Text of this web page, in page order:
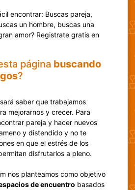
encontrar: Buscas pareja,
un hombre, buscas una
amor? Registrate gratis en
página buscando
?
saber que trabajamos
mejorarnos y crecer. Para
pareja y hacer nuevos
y distendido y no te
en que el estrés de los
disfrutarlos a pleno.
nos planteamos como objetivo
de encuentro basados